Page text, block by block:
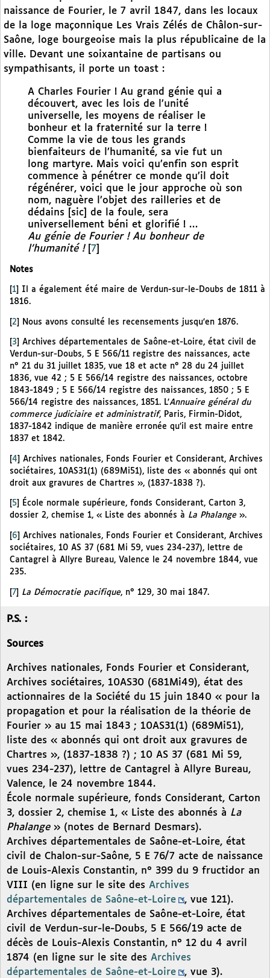
naissance de Fourier, le 7 avril 1847, dans les locaux
de la loge maçonnique Les Vrais Zélés de Châlon-sur-
Saône, loge bourgeoise mais la plus républicaine de la
ville. Devant une soixantaine de partisans ou
sympathisants, il porte un toast :
A Charles Fourier ! Au grand génie qui a
découvert, avec les lois de l’unité
universelle, les moyens de réaliser le
bonheur et la fraternité sur la terre !
Comme la vie de tous les grands
bienfaiteurs de l’humanité, sa vie fut un
long martyre. Mais voici qu’enfin son esprit
commence à pénétrer ce monde qu’il doit
régénérer, voici que le jour approche où son
nom, naguère l’objet des railleries et de
dédains [sic] de la foule, sera
universellement béni et glorifié ! …
Au génie de Fourier ! Au bonheur de
l’humanité ![ 7
Notes
1
Il a également été maire de Verdun-sur-le-Doubs de 1811 à
1816.
[2] Nous avons consulté les recensements jusqu’en 1876.
3
Archives départementales de Saône-et-Loire, état civil de
Verdun-sur-Doubs, 5 E 566/11 registre des naissances, acte
n° 21 du 31 juillet 1835, vue 18 et acte n° 28 du 24 juillet
1836, vue 42 ; 5 E 566/14 registre des naissances, octobre
1843-1849 ; 5 E 566/14 registre des naissances, 1850 ; 5 E
566/14 registre des naissances, 1851. L’Annuaire général du
commerce judiciaire et administratif, Paris, Firmin-Didot,
1837-1842 indique de manière erronée qu’il est maire entre
1837 et 1842.
[4] Archives nationales, Fonds Fourier et Considerant, Archives
sociétaires, 10AS31(1) (689Mi51), liste des « abonnés qui ont
droit aux gravures de Chartres », (1837-1838 ?).
5
École normale supérieure, fonds Considerant, Carton 3,
dossier 2, chemise 1, « Liste des abonnés à La Phalange».
6
Archives nationales, Fonds Fourier et Considerant, Archives
sociétaires, 10 AS 37 (681 Mi 59, vues 234-237), lettre de
Cantagrel à Allyre Bureau, Valence le 24 novembre 1844, vue
235.
[7] La Démocratie pacifique, n° 129, 30 mai 1847.
P.S. :
Sources
Archives nationales, Fonds Fourier et Considerant,
Archives sociétaires, 10AS30 (681Mi49), état des
actionnaires de la Société du 15 juin 1840 « pour la
propagation et pour la réalisation de la théorie de
Fourier » au 15 mai 1843 ; 10AS31(1) (689Mi51),
liste des « abonnés qui ont droit aux gravures de
Chartres », (1837-1838 ?) ; 10 AS 37 (681 Mi 59,
vues 234-237), lettre de Cantagrel à Allyre Bureau,
Valence, le 24 novembre 1844.
École normale supérieure, fonds Considerant, Carton
3, dossier 2, chemise 1, « Liste des abonnés à La
Phalange» (notes de Bernard Desmars).
Archives départementales de Saône-et-Loire, état
civil de Chalon-sur-Saône, 5 E 76/7 acte de naissance
de Louis-Alexis Constantin, n° 399 du 9 fructidor an
VIII (en ligne sur le site des Archives
départementales de Saône-et-Loire
, vue 121).
Archives départementales de Saône-et-Loire, état
civil de Verdun-sur-le-Doubs, 5 E 566/19 acte de
décès de Louis-Alexis Constantin, n° 12 du 4 avril
1874 (en ligne sur le site des Archives
départementales de Saône-et-Loire
, vue 3).